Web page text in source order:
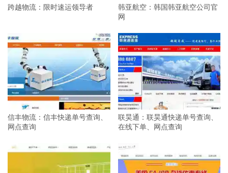
跨越物流：限时速运领导者
韩亚航空：韩国韩亚航空公司官
网
信丰物流：信丰快递单号查询、
网点查询
联昊通：联昊通快递单号查询、
在线下单、网点查询